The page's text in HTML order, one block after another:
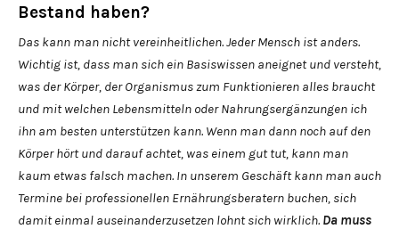
Bestand haben?
Das kann man nicht vereinheitlichen. Jeder Mensch ist anders.
Wichtig ist, dass man sich ein Basiswissen aneignet und versteht,
was der Körper, der Organismus zum Funktionieren alles braucht
und mit welchen Lebensmitteln oder Nahrungsergänzungen ich
ihn am besten unterstützen kann. Wenn man dann noch auf den
Körper hört und darauf achtet, was einem gut tut, kann man
kaum etwas falsch machen. In unserem Geschäft kann man auch
Termine bei professionellen Ernährungsberatern buchen, sich
damit einmal auseinanderzusetzen lohnt sich wirklich. Da muss